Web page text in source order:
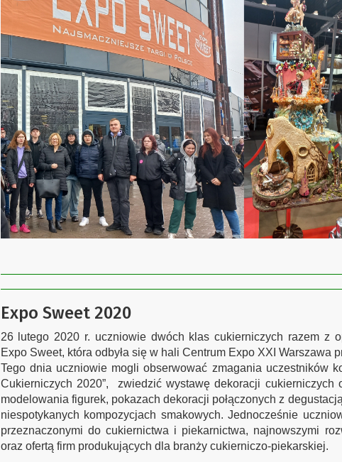
Expo Sweet 2020
26 lutego 2020 r. uczniowie dwóch klas cukierniczych razem z
Expo Sweet, która odbyła się w hali Centrum Expo XXI Warszawa
Tego dnia uczniowie mogli obserwować zmagania uczestników
Cukierniczych 2020”, zwiedzić wystawę dekoracji cukierniczych
modelowania figurek, pokazach dekoracji połączonych z
niespotykanych kompozycjach smakowych. Jednocześnie
przeznaczonymi do cukiernictwa i piekarnictwa, najnowszymi
oraz ofertą firm produkujących dla branży cukierniczo-piekarskiej.